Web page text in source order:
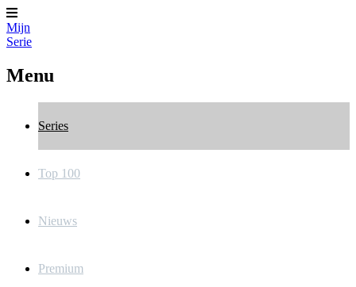
Mijn
Serie
Menu
Series
Top 100
Nieuws
Premium